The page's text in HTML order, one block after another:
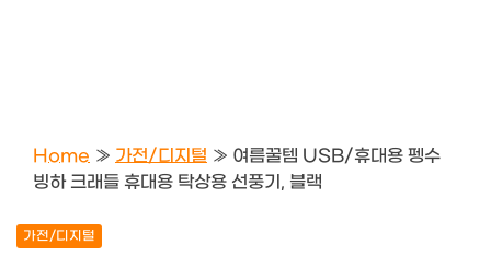
Home » 가전/디지털 » 여름꿀템 USB/휴대용 펭수
빙하 크래들 휴대용 탁상용 선풍기, 블랙
가전/디지털